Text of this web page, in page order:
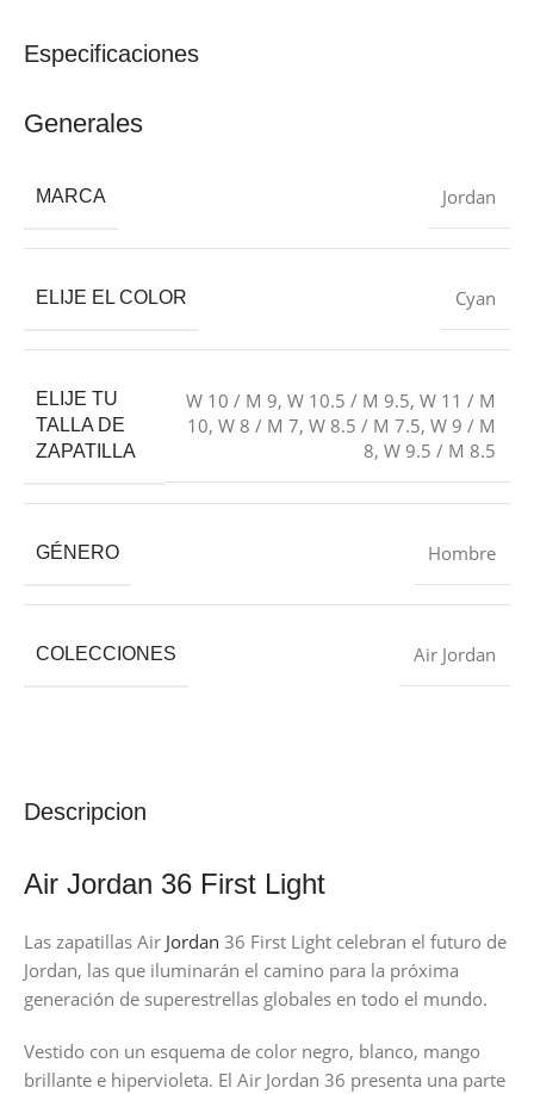
Descripcion
Air Jordan 36 First Light
Las zapatillas Air Jordan 36 First Light celebran el futuro de
Jordan, las que iluminarán el camino para la próxima
generación de superestrellas globales en todo el mundo.
Vestido con un esquema de color negro, blanco, mango
brillante e hipervioleta. El Air Jordan 36 presenta una parte
Especificaciones
Generales
MARCA Jordan
ELIJE EL COLOR Cyan
ELIJE TU
TALLA DE
ZAPATILLA
W 10 / M 9, W 10.5 / M 9.5, W 11 / M
10, W 8 / M 7, W 8.5 / M 7.5, W 9 / M
8, W 9.5 / M 8.5
GÉNERO Hombre
COLECCIONES Air Jordan